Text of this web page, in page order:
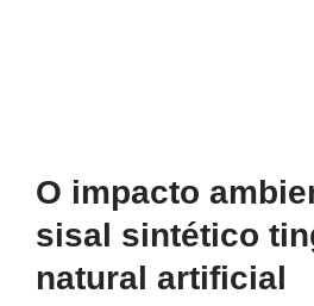
O impacto
sisal sintético
natural artificial